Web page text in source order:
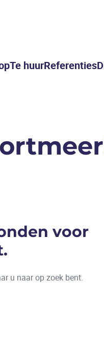
Te huurReferenties
voor
u naar op zoek bent.